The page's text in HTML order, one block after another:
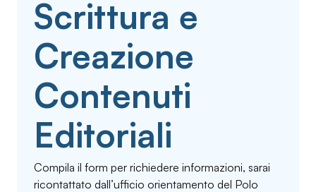
Scrittura e
Creazione
Contenuti
Editoriali
Compila il form per richiedere informazioni, sarai
ricontattato dall’ufficio orientamento del Polo